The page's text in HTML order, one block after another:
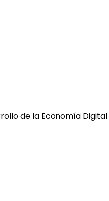
de la Economía